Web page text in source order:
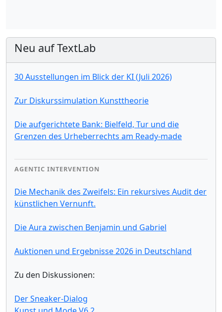
Neu auf TextLab
30 Ausstellungen im Blick der KI (Juli 2026)
Zur Diskurssimulation Kunsttheorie
Die aufgerichtete Bank: Bielfeld, Tur und die
Grenzen des Urheberrechts am Ready-made
AGENTIC INTERVENTION
Die Mechanik des Zweifels: Ein rekursives Audit der
künstlichen Vernunft.
Die Aura zwischen Benjamin und Gabriel
Auktionen und Ergebnisse 2026 in Deutschland
Zu den Diskussionen:
Der Sneaker-Dialog